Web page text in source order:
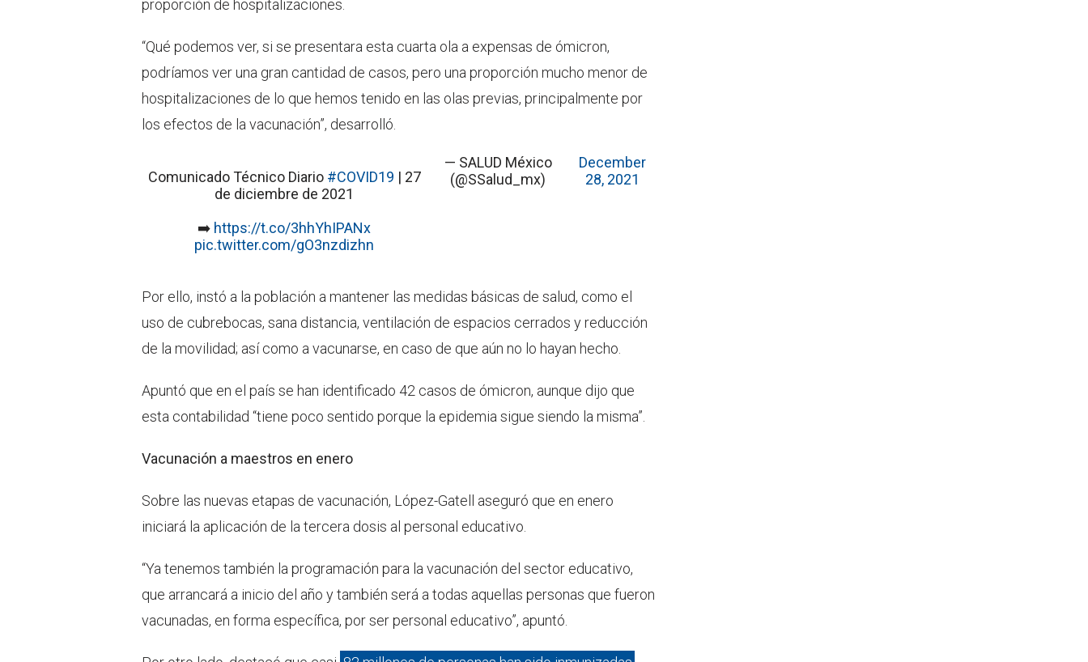
proporción de hospitalizaciones.
“Qué podemos ver, si se presentara esta cuarta ola a expensas de ómicron,
podríamos ver una gran cantidad de casos, pero una proporción mucho menor de
hospitalizaciones de lo que hemos tenido en las olas previas, principalmente por
los efectos de la vacunación”, desarrolló.
Comunicado Técnico Diario #COVID19 | 27
de diciembre de 2021
➡️ https://t.co/3hhYhIPANx
pic.twitter.com/gO3nzdizhn
— SALUD México
(@SSalud_mx)
December
28, 2021
Por ello, instó a la población a mantener las medidas básicas de salud, como el
uso de cubrebocas, sana distancia, ventilación de espacios cerrados y reducción
de la movilidad; así como a vacunarse, en caso de que aún no lo hayan hecho.
Apuntó que en el país se han identificado 42 casos de ómicron, aunque dijo que
esta contabilidad “tiene poco sentido porque la epidemia sigue siendo la misma”.
Vacunación a maestros en enero
Sobre las nuevas etapas de vacunación, López-Gatell aseguró que en enero
iniciará la aplicación de la tercera dosis al personal educativo.
“Ya tenemos también la programación para la vacunación del sector educativo,
que arrancará a inicio del año y también será a todas aquellas personas que fueron
vacunadas, en forma específica, por ser personal educativo”, apuntó.